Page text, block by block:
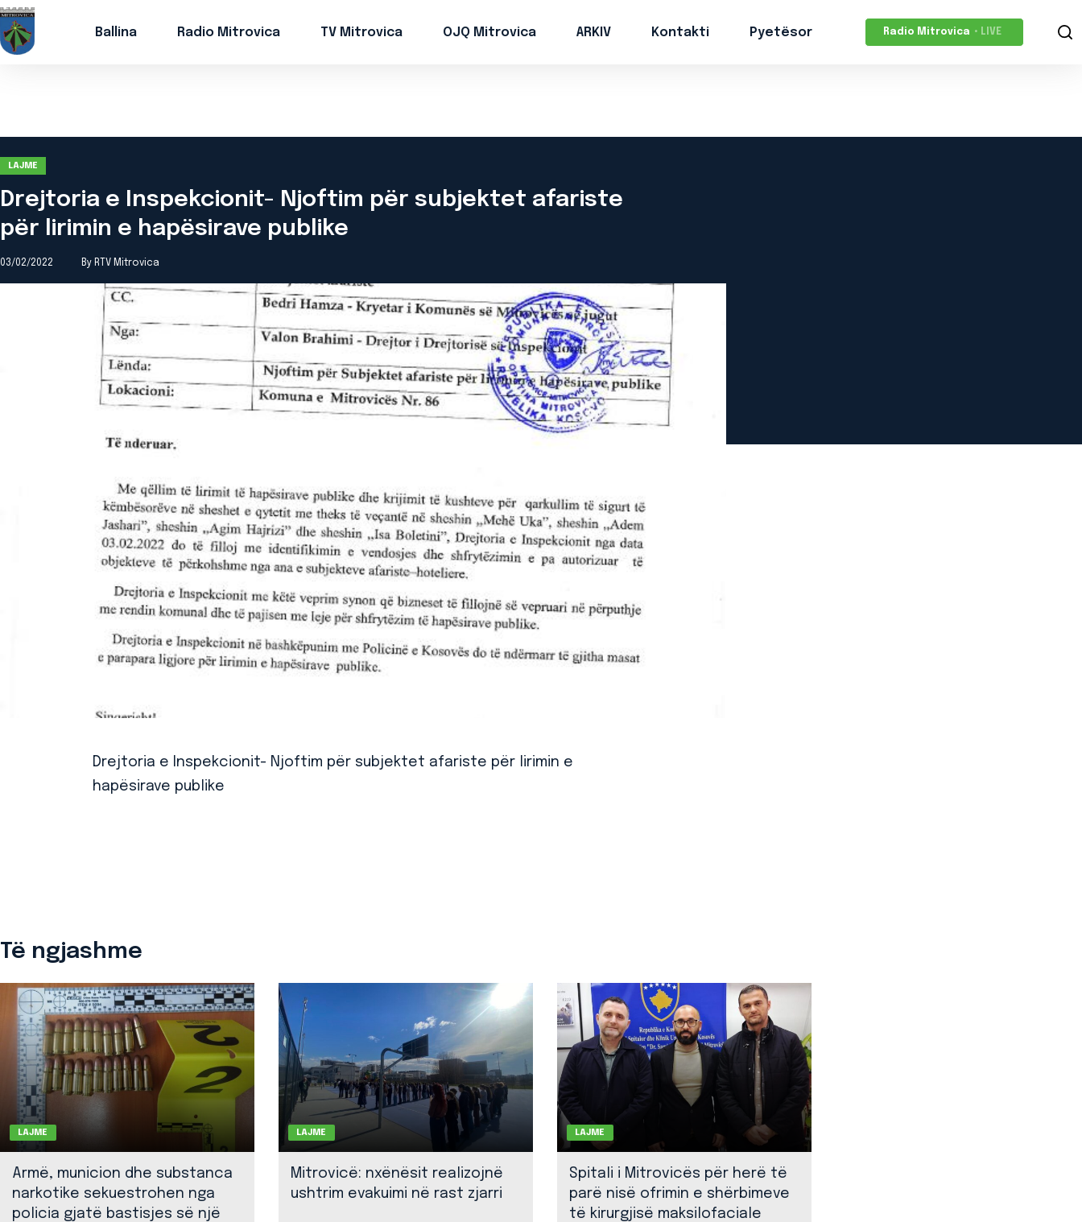
Ballina Radio Mitrovica TV Mitrovica OJQ Mitrovica ARKIV Kontakti Pyetësor Radio Mitrovica • LIVE
LAJME
Drejtoria e Inspekcionit- Njoftim për subjektet afariste
për lirimin e hapësirave publike
03/02/2022 By RTV Mitrovica
Drejtoria e Inspekcionit- Njoftim për subjektet afariste për lirimin e
hapësirave publike
Të ngjashme
LAJME
Armë, municion dhe substanca
narkotike sekuestrohen nga
policia gjatë bastisjes së një
LAJME
Mitrovicë: nxënësit realizojnë
ushtrim evakuimi në rast zjarri
LAJME
Spitali i Mitrovicës për herë të
parë nisë ofrimin e shërbimeve
të kirurgjisë maksilofaciale